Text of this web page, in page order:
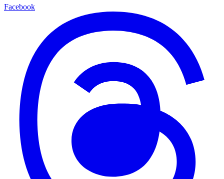
Facebook